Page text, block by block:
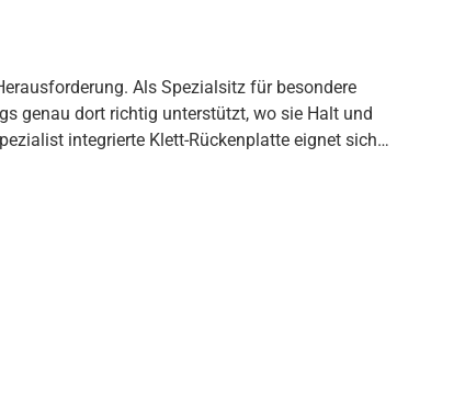
Als Spezialsitz für besondere
genau dort richtig unterstützt, wo sie Halt und
sich